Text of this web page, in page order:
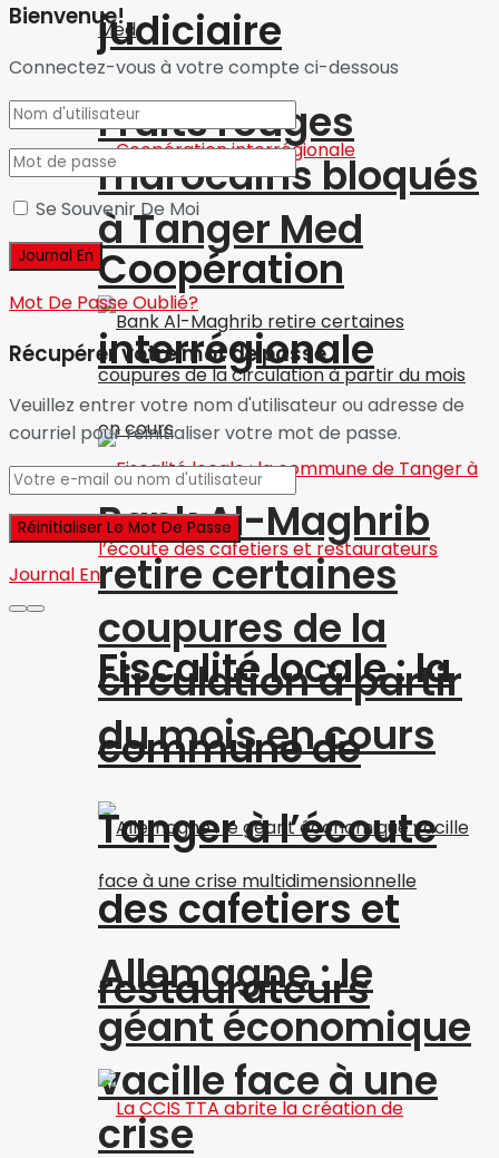
Fruits rouges
marocains bloqués
à Tanger Med
Bank Al-Maghrib
retire certaines
coupures de la
circulation à partir
du mois en cours
Allemagne : le
géant économique
vacille face à une
crise
judiciaire
Coopération
interrégionale
Fiscalité locale : la
commune de
Tanger à l’écoute
des cafetiers et
restaurateurs
Bienvenue!
Connectez-vous à votre compte ci-dessous
Se Souvenir De Moi
Mot De Passe Oublié?
Récupérer votre mot de passe
Veuillez entrer votre nom d'utilisateur ou adresse de
courriel pour réinitialiser votre mot de passe.
Journal En